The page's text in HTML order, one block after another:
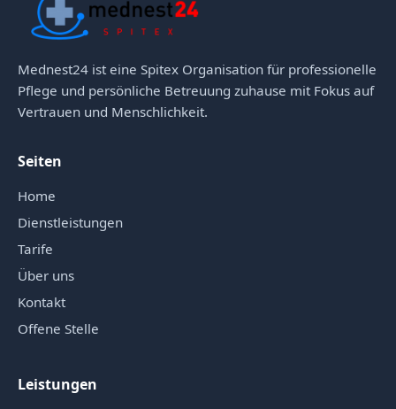
Mednest24 ist eine Spitex Organisation für professionelle
Pflege und persönliche Betreuung zuhause mit Fokus auf
Vertrauen und Menschlichkeit.
Seiten
Home
Dienstleistungen
Tarife
Über uns
Kontakt
Offene Stelle
Leistungen